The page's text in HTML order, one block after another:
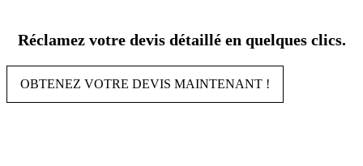
contenu
Réclamez votre devis détaillé en quelques clics.
OBTENEZ VOTRE DEVIS MAINTENANT !